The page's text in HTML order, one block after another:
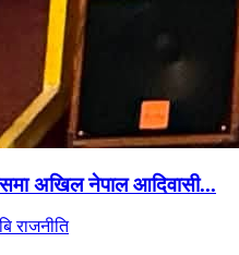
अखिल नेपाल आदिवासी...